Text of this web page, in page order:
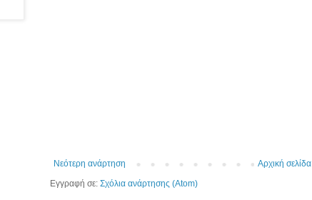
Νεότερη ανάρτηση
Αρχική σελίδα
Εγγραφή σε: Σχόλια ανάρτησης (Atom)